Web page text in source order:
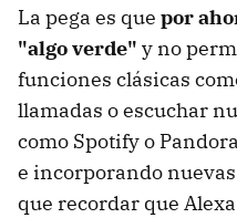
La pega es que por
"algo verde" y no
funciones clásicas
llamadas o escuchar
como Spotify o
e incorporando
que recordar que